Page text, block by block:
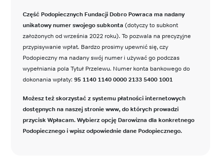
Część Podopiecznych Fundacji Dobro Powraca ma nadany
unikatowy numer swojego subkonta (dotyczy to subkont
założonych od września 2022 roku). To pozwala na precyzyjne
przypisywanie wpłat. Bardzo prosimy upewnić się, czy
Podopieczny ma nadany swój numer i używać go podczas
wypełniania pola Tytuł Przelewu. Numer konta bankowego do
dokonania wpłaty: 95 1140 1140 0000 2133 5400 1001
Możesz też skorzystać z systemu płatności internetowych
dostępnych na naszej stronie www, do których prowadzi
przycisk Wpłacam. Wybierz opcję Darowizna dla konkretnego
Podopiecznego i wpisz odpowiednie dane Podopiecznego.